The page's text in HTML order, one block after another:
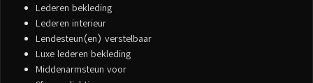
Lederen bekleding
Lederen interieur
Lendesteun(en) verstelbaar
Luxe lederen bekleding
Middenarmsteun voor